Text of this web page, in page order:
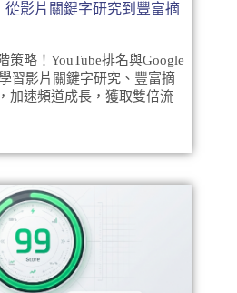
從影片關鍵字研究到豐富摘
策略！YouTube排名與Google
習影片關鍵字研究、豐富摘
加速頻道成長，獲取雙倍流